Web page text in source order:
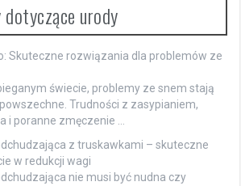
urody
Skuteczne rozwiązania dla problemów ze
świecie, problemy ze snem stają
Trudności z zasypianiem,
i poranne zmęczenie …
z truskawkami – skuteczne
w redukcji wagi
nie musi być nudna czy